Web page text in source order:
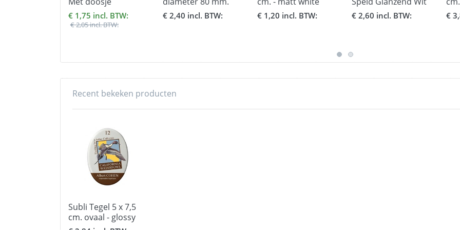
€ 1,75 incl. BTW:
€ 2,05 incl. BTW:
€ 2,40 incl. BTW: € 1,20 incl. BTW:
- formaat 5 x 7,5 cm.
€ 2,60 incl. BTW: €
Recent bekeken producten
Subli Tegel 5 x 7,5
cm. ovaal - glossy
white